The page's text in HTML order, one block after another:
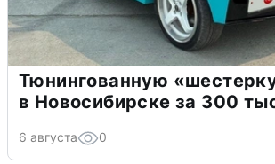
Тюнингованную
в Новосибирске за 300
6 августа 0